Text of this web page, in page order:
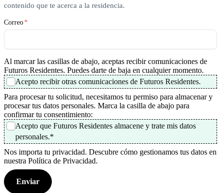
contenido que te acerca a la residencia.
Correo *
Al marcar las casillas de abajo, aceptas recibir comunicaciones de
Futuros Residentes. Puedes darte de baja en cualquier momento.
Acepto recibir otras comunicaciones de Futuros Residentes.
Para procesar tu solicitud, necesitamos tu permiso para almacenar y
procesar tus datos personales. Marca la casilla de abajo para
confirmar tu consentimiento:
Acepto que Futuros Residentes almacene y trate mis datos
personales.*
Nos importa tu privacidad. Descubre cómo gestionamos tus datos en
nuestra Política de Privacidad.